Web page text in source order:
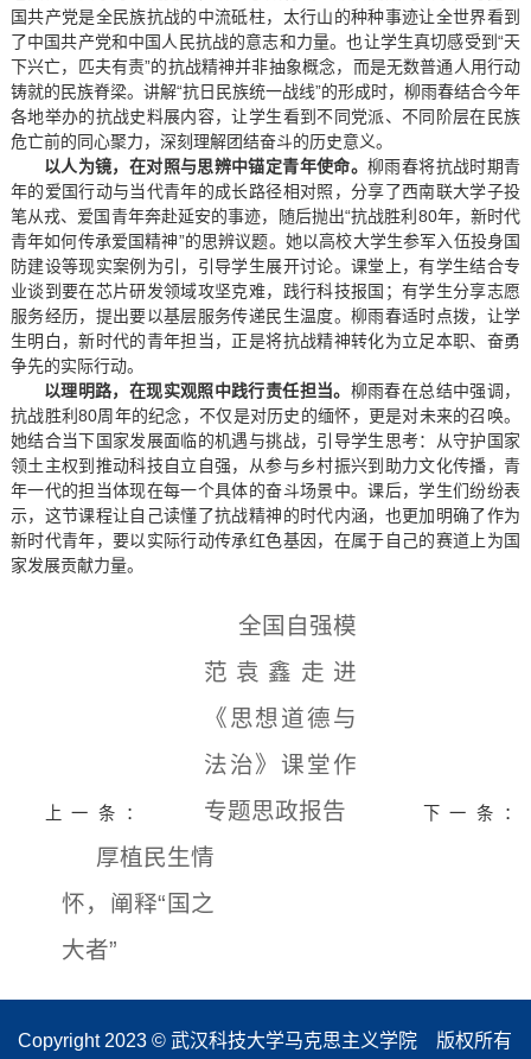
国共产党是全民族抗战的中流砥柱，太行山的种种事迹让全世界看到
了中国共产党和中国人民抗战的意志和力量。也让学生真切感受到“天
下兴亡，匹夫有责”的抗战精神并非抽象概念，而是无数普通人用行动
铸就的民族脊梁。讲解“抗日民族统一战线”的形成时，柳雨春结合今年
各地举办的抗战史料展内容，让学生看到不同党派、不同阶层在民族
危亡前的同心聚力，深刻理解团结奋斗的历史意义。
以人为镜，在对照与思辨中锚定青年使命。柳雨春将抗战时期青
年的爱国行动与当代青年的成长路径相对照，分享了西南联大学子投
笔从戎、爱国青年奔赴延安的事迹，随后抛出“抗战胜利80年，新时代
青年如何传承爱国精神”的思辨议题。她以高校大学生参军入伍投身国
防建设等现实案例为引，引导学生展开讨论。课堂上，有学生结合专
业谈到要在芯片研发领域攻坚克难，践行科技报国；有学生分享志愿
服务经历，提出要以基层服务传递民生温度。柳雨春适时点拨，让学
生明白，新时代的青年担当，正是将抗战精神转化为立足本职、奋勇
争先的实际行动。
以理明路，在现实观照中践行责任担当。 柳雨春在总结中强调，
抗战胜利80周年的纪念，不仅是对历史的缅怀，更是对未来的召唤。
她结合当下国家发展面临的机遇与挑战，引导学生思考：从守护国家
领土主权到推动科技自立自强，从参与乡村振兴到助力文化传播，青
年一代的担当体现在每一个具体的奋斗场景中。课后，学生们纷纷表
示，这节课程让自己读懂了抗战精神的时代内涵，也更加明确了作为
新时代青年，要以实际行动传承红色基因，在属于自己的赛道上为国
家发展贡献力量。
上一条：
全国自强模
范袁鑫走进
《思想道德与
法治》课堂作
专题思政报告
下一条：
厚植民生情
怀，阐释“国之
大者”
Copyright 2023 © 武汉科技大学马克思主义学院 版权所有